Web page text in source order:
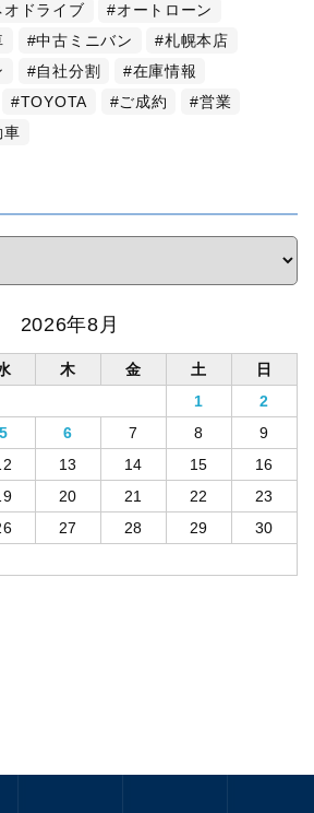
オドライブ
オートローン
中古ミニバン
札幌本店
自社分割
在庫情報
TOYOTA ご成約
営業
車
2026年8月
木 金 土
日
1
2
5 6 7 8
9
13 14 15
16
20 21 22
23
27 28 29
30